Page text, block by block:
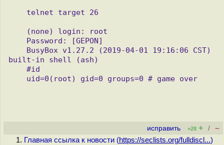
built-in shell (ash)
исправить +28 + / –
Главная ссылка к новости (https://seclists.org/fulldiscl...)